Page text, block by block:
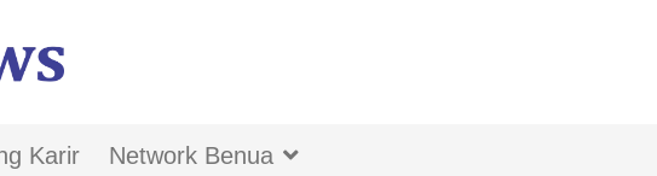
Karir Network Benua